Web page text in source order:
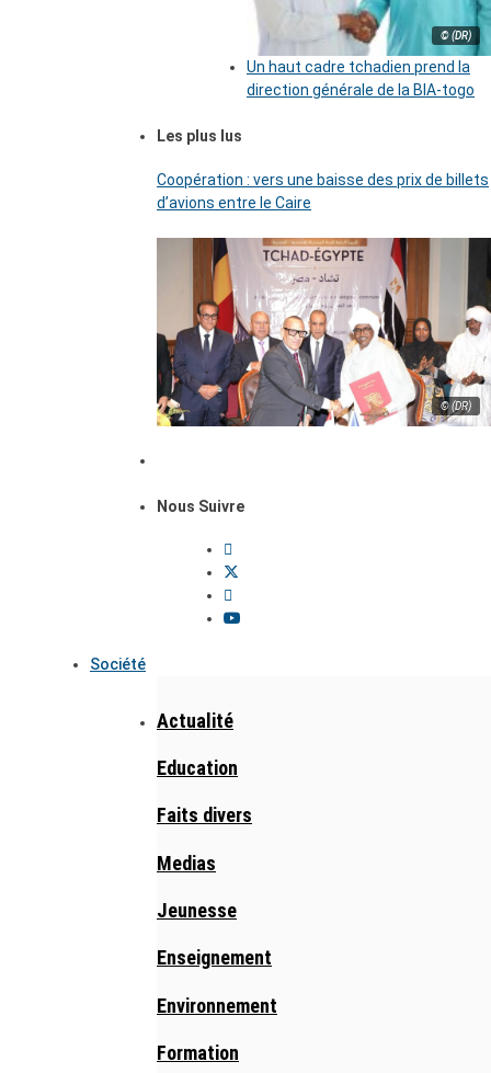
© (DR)
Un haut cadre tchadien prend la
direction générale de la BIA-togo
Les plus lus
Coopération : vers une baisse des prix de billets
d’avions entre le Caire
© (DR)
Nous Suivre
Société
Actualité
Education
Faits divers
Medias
Jeunesse
Enseignement
Environnement
Formation